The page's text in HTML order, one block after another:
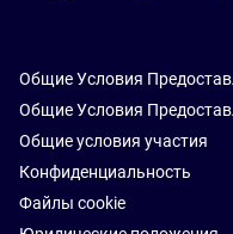
Общие Условия
Общие Условия
Общие условия участия
Конфиденциальность
Файлы cookie